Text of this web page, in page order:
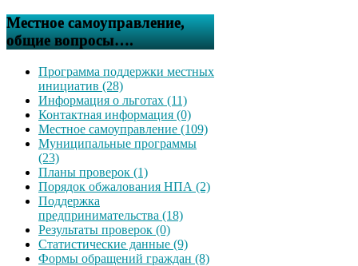
Местное самоуправление,
общие вопросы….
Программа поддержки местных
инициатив (28)
Информация о льготах (11)
Контактная информация (0)
Местное самоуправление (109)
Муниципальные программы
(23)
Планы проверок (1)
Порядок обжалования НПА (2)
Поддержка
предпринимательства (18)
Результаты проверок (0)
Статистические данные (9)
Формы обращений граждан (8)